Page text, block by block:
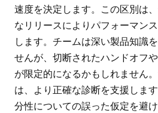
速度を決定します。この区別は
なリリースによりパフォーマン
します。チームは深い製品知識
せんが、切断されたハンドオフ
が限定的になるかもしれません
は、より正確な診断を支援しま
分性についての誤った仮定を避